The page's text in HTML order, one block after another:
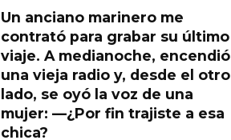
Un anciano marinero me
contrató para grabar su último
viaje. A medianoche, encendió
una vieja radio y, desde el otro
lado, se oyó la voz de una
mujer: —¿Por fin trajiste a esa
chica?